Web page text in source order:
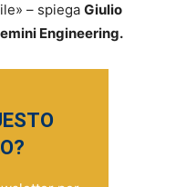
– spiega Giulio
Engineering.